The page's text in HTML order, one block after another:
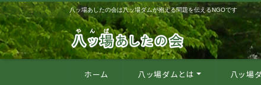
八ッ場あしたの会は八ッ場ダムが抱える問題を伝えるNGOです
ホーム 八ッ場ダムとは 八ッ場